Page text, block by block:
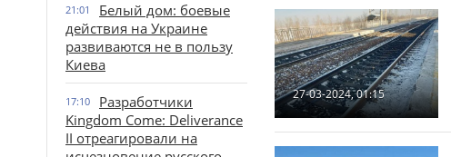
21:01
Белый дом: боевые
действия на Украине
развиваются не в пользу
Киева
17:10
Разработчики
Kingdom Come: Deliverance
II отреагировали на
27-03-2024, 01:15